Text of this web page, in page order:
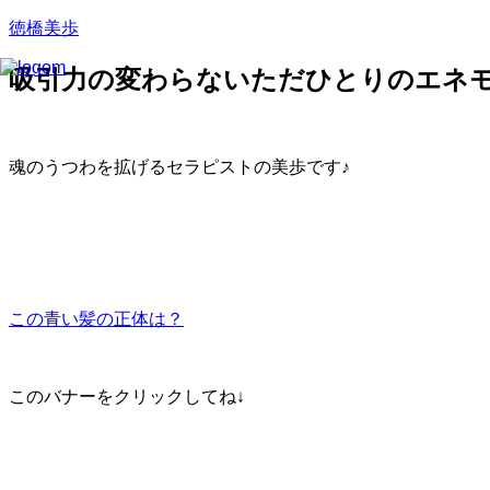
徳橋美歩
吸引力の変わらないただひとりのエネ
魂のうつわを拡げるセラピストの美歩です♪
この青い髪の正体は？
このバナーをクリックしてね↓